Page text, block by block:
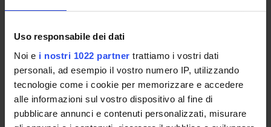
Uso responsabile dei dati
Noi e i nostri 1022 partner trattiamo i vostri dati
personali, ad esempio il vostro numero IP, utilizzando
tecnologie come i cookie per memorizzare e accedere
alle informazioni sul vostro dispositivo al fine di
pubblicare annunci e contenuti personalizzati, misurare
Methods and techniques of
electrocardiography 2
Credits
1
Period
1 SEMESTRE PROFESSIONI SANITARIE